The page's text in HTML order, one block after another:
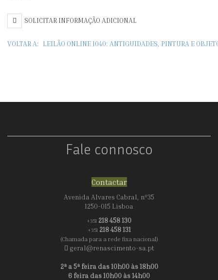
SOLICITAR INFORMAÇÃO ADICIONAL
VOLTAR A: LEILÃO ONLINE 1040: ANTIGUIDADES, PINTURA E
Fale connosco
Contactar
Avenida Alvares Cabral, nº35
1250-015 Lisboa
+351 218 458 130
+351 218 458 131
(Chamada para a rede fixa nacional)
geral@renascimento-sa.pt
2ª a 5ª feira das 10h00 às 18h00
6 feira das 10h00 às 14h00